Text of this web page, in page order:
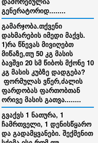
გენერატორიდ........
გამარჯობა.თქვენი
დახმარების იმედი მაქვს.
1)რა წნევას მივიღებთ
მიწაზე,თუ 50 კგ მასის
ბავშვი 20 სმ წიბოს მქონე 10
კგ მასის კუბზე დადგება?
ფორმულას ვწერ,ძალის
ფარდობას ფართობთან
ორივე მასის გათვა........
გვაქვს 1 ნათურა, 1
ჩამრთველი, 1 დენისწყარო
და გადამყვანები. შექმენით